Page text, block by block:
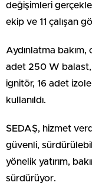
değişimleri
ekip ve 11 çalışan
Aydınlatma bakım,
adet 250 W
ignitör, 16 adet
kullanıldı.
SEDAŞ, hizmet
güvenli,
yönelik yatırım,
sürdürüyor.